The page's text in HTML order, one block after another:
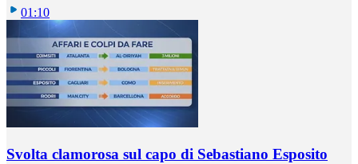
01:10
Svolta clamorosa sul capo di Sebastiano Esposito